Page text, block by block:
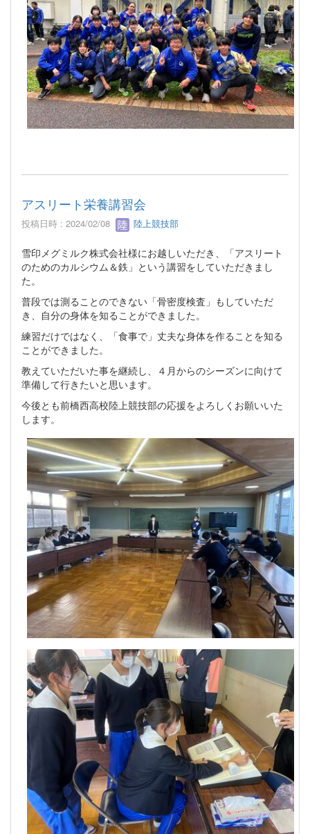
アスリート栄養講習会
投稿日時 : 2024/02/08 陸上競技部
雪印メグミルク株式会社様にお越しいただき、「アスリート
のためのカルシウム＆鉄」という講習をしていただきまし
た。
普段では測ることのできない「骨密度検査」もしていただ
き、自分の身体を知ることができました。
練習だけではなく、「食事で」丈夫な身体を作ることを知る
ことができました。
教えていただいた事を継続し、４月からのシーズンに向けて
準備して行きたいと思います。
今後とも前橋西高校陸上競技部の応援をよろしくお願いいた
します。